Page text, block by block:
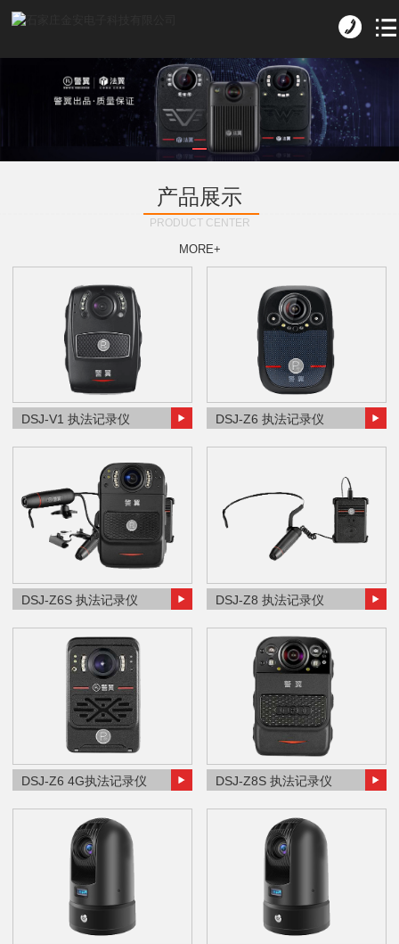
产品展示
PRODUCT CENTER
MORE+
DSJ-V1 执法记录仪 DSJ-Z6 执法记录仪
DSJ-Z6S 执法记录仪 DSJ-Z8 执法记录仪
DSJ-Z6 4G执法记录仪 DSJ-Z8S 执法记录仪